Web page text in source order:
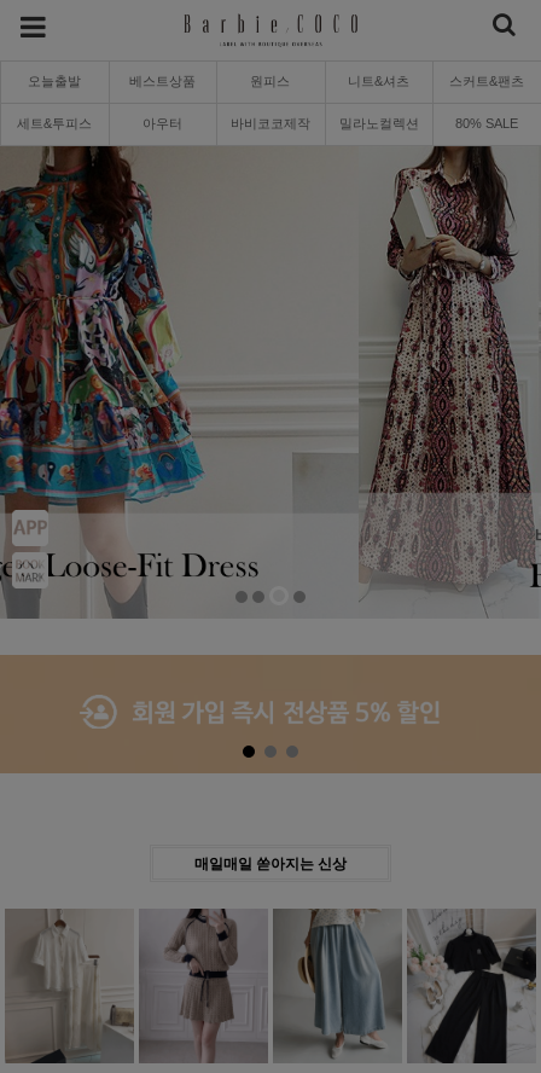
오늘출발 베스트상품 원피스 니트&셔츠 스커트&팬츠
세트&투피스 아우터 바비코코제작 밀라노컬렉션 80% SALE
매일매일 쏟아지는 신상